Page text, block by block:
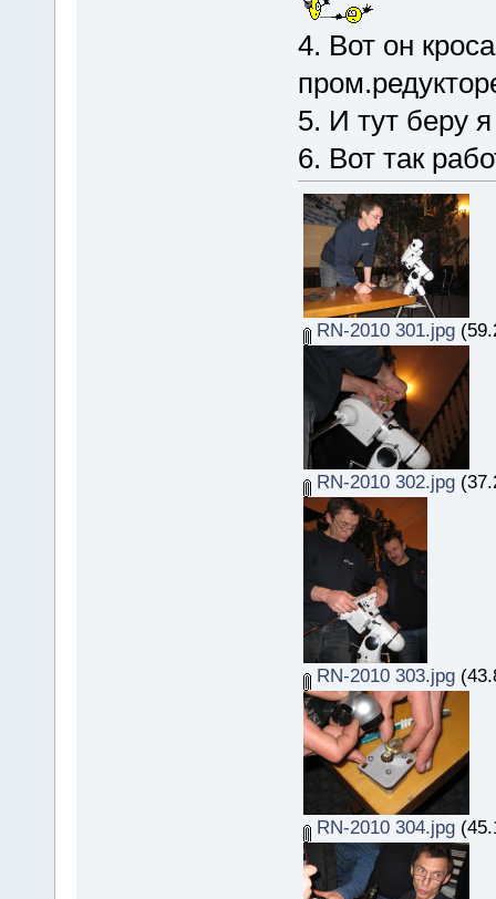
4. Вот он
5. И тут беру
6. Вот так
RN-2010 301.jpg
RN-2010 302.jpg
RN-2010 303.jpg
RN-2010 304.jpg